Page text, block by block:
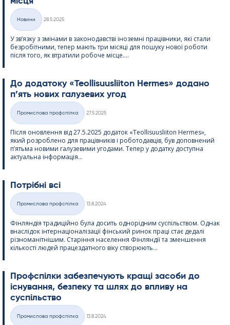
Категорії
Новини
28.5.2025
У зв’язку з змінами в законодавстві іноземні працівники, які стали
безробітними, тепер мають три місяці для пошуку нової роботи
після того, як втратили робоче місце....
До додатоку «Teol­li­suus­lii­ton Her­mes» додано
п’ять нових галузевих угод
Категорії
Промислова профспілка
27.5.2025
Після оновлення від 27.5.2025 додаток «Teol­li­suus­lii­ton Her­mes»,
який розроблено для працівників і роботодавців, був доповнений
п’ятьма новими галузевими угодами. Тепер у додатку доступна
актуальна інформація...
Потрібні всі
Категорії
Промислова профспілка
13.8.2024
Фінляндія традиційно була досить однорідним суспільством. Однак
внаслідок інтернаціоналізації фінський ринок праці стає дедалі
різноманітнішим. Старіння населення Фінляндії та зменшення
кількості людей працездатного віку створюють...
Профспілки забезпечують кращі засоби до
існування, безпеку та шлях до впливу на
суспільство
Категорії
Промислова профспілка
13.8.2024